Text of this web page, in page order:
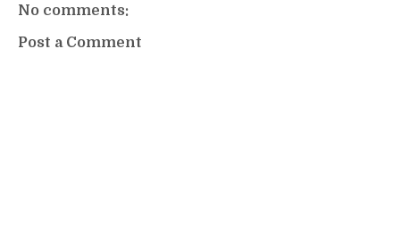
No comments:
Post a Comment